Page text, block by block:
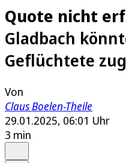
Quote nicht
Gladbach
Geflüchtete
Von
Claus Boelen-Theile
29.01.2025, 06:01 Uhr
3 min